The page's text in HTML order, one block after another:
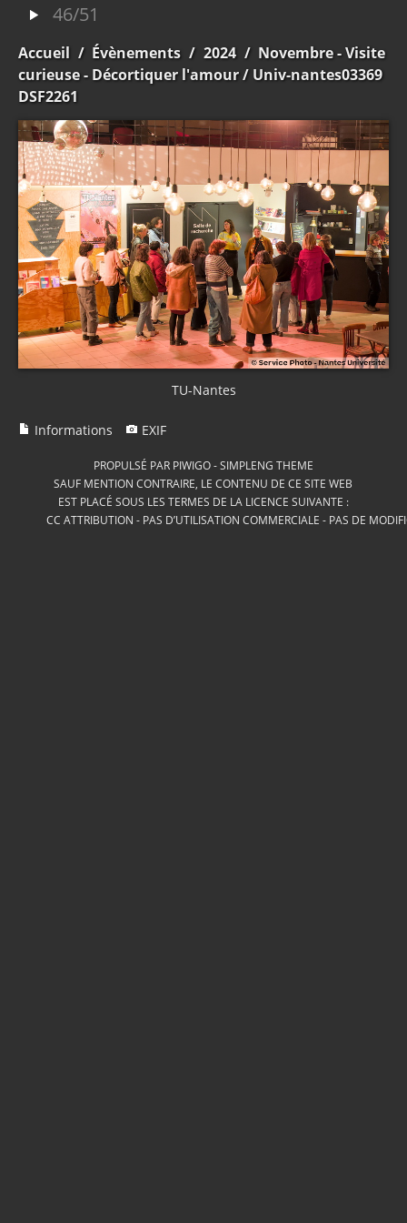
46/51
Accueil / Évènements / 2024 / Novembre - Visite
curieuse - Décortiquer l'amour/ Univ-nantes03369
DSF2261
TU-Nantes
Informations EXIF
PROPULSÉ PAR PIWIGO-SIMPLENG THEME
SAUF MENTION CONTRAIRE, LE CONTENU DE CE SITE WEB
EST PLACÉ SOUS LES TERMES DE LA LICENCE SUIVANTE :
CC ATTRIBUTION - PAS D’UTILISATION COMMERCIALE - PAS DE